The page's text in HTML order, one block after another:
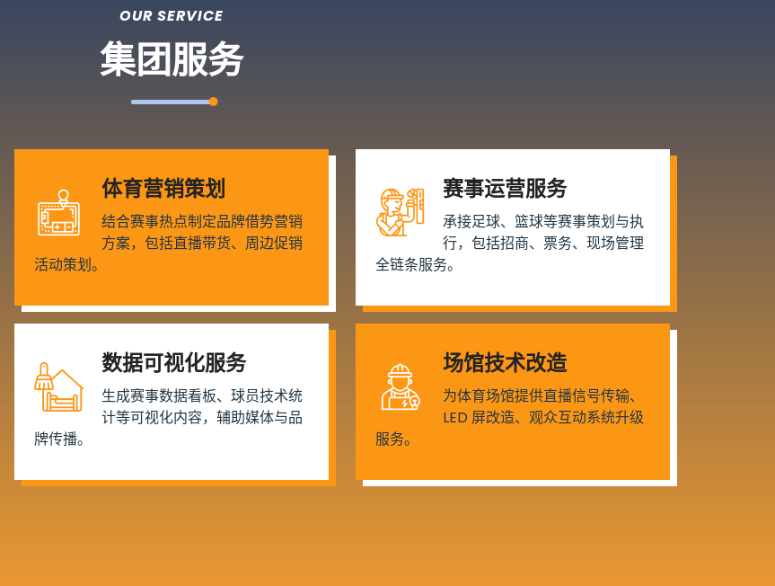
OUR SERVICE
集团服务
体育营销策划
结合赛事热点制定品牌借势营销
方案，包括直播带货、周边促销
活动策划。
赛事运营服务
承接足球、篮球等赛事策划与执
行，包括招商、票务、现场管理
全链条服务。
数据可视化服务
生成赛事数据看板、球员技术统
计等可视化内容，辅助媒体与品
牌传播。
场馆技术改造
为体育场馆提供直播信号传输、
LED 屏改造、观众互动系统升级
服务。